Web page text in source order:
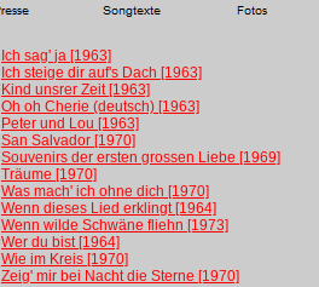
Ich sag' ja [1963]
Ich steige dir auf's Dach [1963]
Kind unsrer Zeit [1963]
Oh oh Cherie (deutsch) [1963]
Peter und Lou [1963]
San Salvador [1970]
Souvenirs der ersten grossen Liebe [1969]
Träume [1970]
Was mach' ich ohne dich [1970]
Wenn dieses Lied erklingt [1964]
Wenn wilde Schwäne fliehn [1973]
Wer du bist [1964]
Wie im Kreis [1970]
Zeig' mir bei Nacht die Sterne [1970]